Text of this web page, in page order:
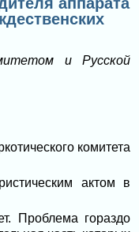
и Русской
комитета
актом в
Проблема гораздо